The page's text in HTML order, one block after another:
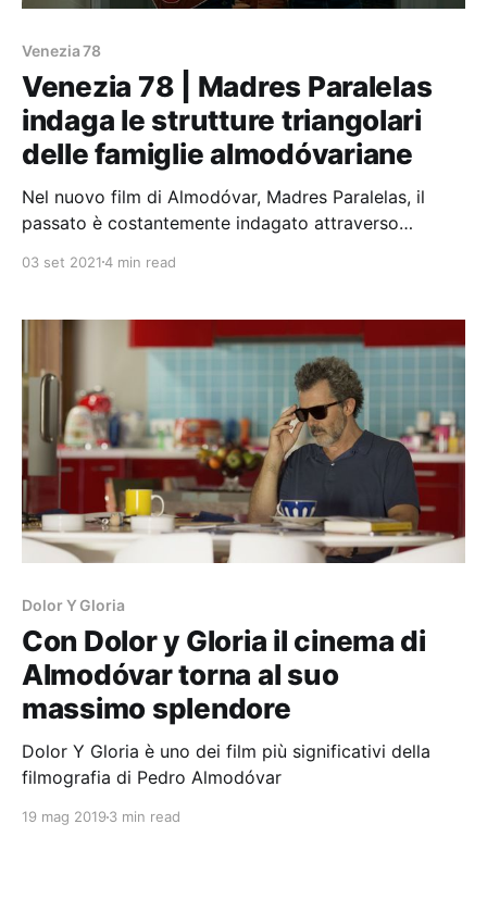
Venezia 78
Venezia 78 | Madres Paralelas
indaga le strutture triangolari
delle famiglie almodóvariane
Nel nuovo film di Almodóvar, Madres Paralelas, il
passato è costantemente indagato attraverso
tamponi rinofaringei utili a scoprire i reali genitori di
individuare le aree del terreno in cui scavare per
03 set 20214 min read
Dolor Y Gloria
Con Dolor y Gloria il cinema di
Almodóvar torna al suo
massimo splendore
Dolor Y Gloria è uno dei film più significativi della
filmografia di Pedro Almodóvar
19 mag 2019 3 min read